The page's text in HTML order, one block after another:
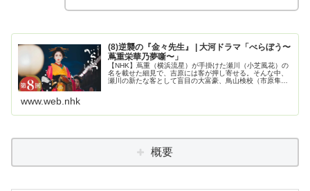
(8)逆襲の『金々先生』 | 大河ドラマ「べらぼう〜
蔦重栄華乃夢噺〜」
【NHK】蔦重（横浜流星）が手掛けた瀬川（小芝風花）の
名を載せた細見で、吉原には客が押し寄せる。そんな中、
瀬川の新たな客として盲目の大富豪、鳥山検校（市原隼
www.web.nhk
概要